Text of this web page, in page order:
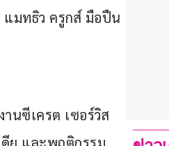
แมทธิว ครูกส์ มือปืน
นซีเครต เซอร์วิส